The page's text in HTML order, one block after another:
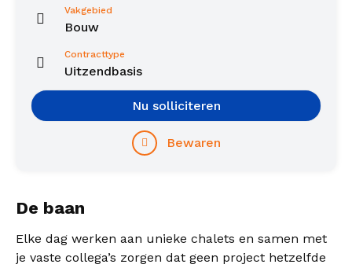
Vakgebied
Bouw
Contracttype
Uitzendbasis
Nu solliciteren
Bewaren
De baan
Elke dag werken aan unieke chalets en samen met
je vaste collega’s zorgen dat geen project hetzelfde